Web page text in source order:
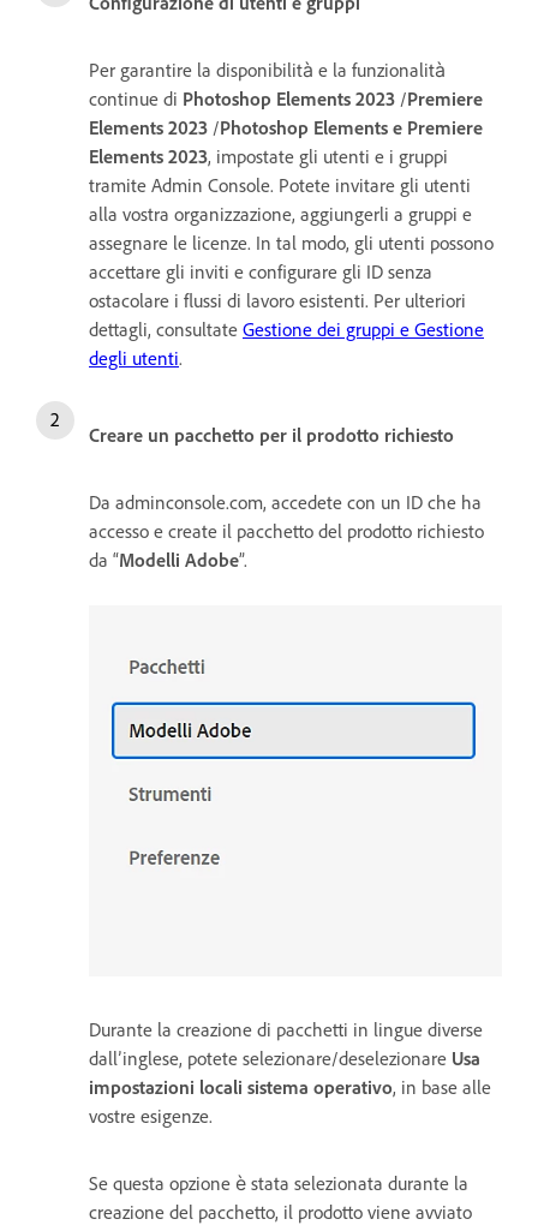
Per garantire la disponibilità e la funzionalità
continue di Photoshop Elements 2023 /Premiere
Elements 2023 /Photoshop Elements e Premiere
Elements 2023, impostate gli utenti e i gruppi
tramite Admin Console. Potete invitare gli utenti
alla vostra organizzazione, aggiungerli a gruppi e
assegnare le licenze. In tal modo, gli utenti possono
accettare gli inviti e configurare gli ID senza
ostacolare i flussi di lavoro esistenti. Per ulteriori
dettagli, consultate Gestione dei gruppi e Gestione
degli utenti.
Creare un pacchetto per il prodotto richiesto
Da adminconsole.com, accedete con un ID che ha
accesso e create il pacchetto del prodotto richiesto
da “Modelli Adobe”.
Durante la creazione di pacchetti in lingue diverse
dall’inglese, potete selezionare/deselezionare Usa
impostazioni locali sistema operativo, in base alle
vostre esigenze.
Se questa opzione è stata selezionata durante la
creazione del pacchetto, il prodotto viene avviato